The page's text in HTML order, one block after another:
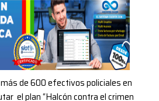
de 600 efectivos policiales en
el plan “Halcón contra el crimen